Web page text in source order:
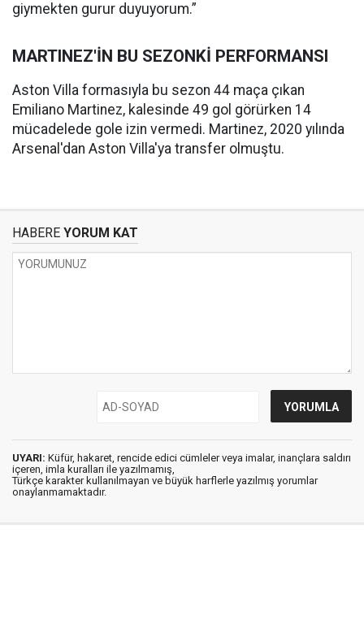
giymekten gurur duyuyorum.”
MARTINEZ'İN BU SEZONKİ PERFORMANSI
Aston Villa formasıyla bu sezon 44 maça çıkan
Emiliano Martinez, kalesinde 49 gol görürken 14
mücadelede gole izin vermedi. Martinez, 2020 yılında
Arsenal'dan Aston Villa'ya transfer olmuştu.
HABERE YORUM KAT
UYARI: Küfür, hakaret, rencide edici cümleler veya imalar, inançlara saldırı
içeren, imla kuralları ile yazılmamış,
Türkçe karakter kullanılmayan ve büyük harflerle yazılmış yorumlar
onaylanmamaktadır.